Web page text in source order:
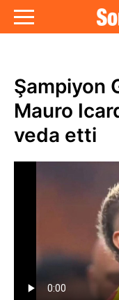
Şampiyon
Mauro
veda etti